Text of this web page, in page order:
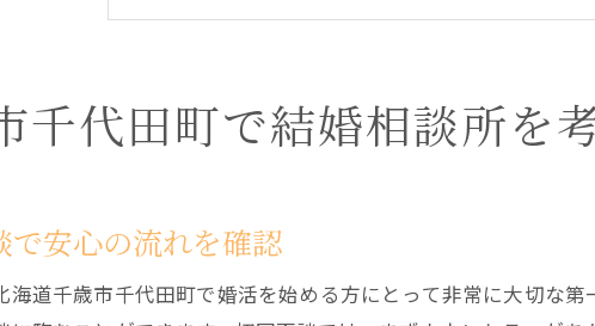
千歳市婚活で結婚相談所活用の基本を知
納得できる結婚相談所選びを面談から始める
結婚相談所面談で理想の婚活プランを描く
千歳市で結婚相談所選びを成功させる方法
面談で結婚相談所カウンセラーとの相性
結婚相談所のサポート内容を面談で比較
千代田町で結婚相談所を
安心の流れを確認
道千歳市千代田町で婚活を始める方にとって非常に大切な